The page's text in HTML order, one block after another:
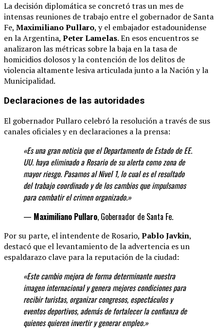
La decisión diplomática se concretó tras un mes de
intensas reuniones de trabajo entre el gobernador de Santa
Fe, Maximiliano Pullaro, y el embajador estadounidense
en la Argentina, Peter Lamelas.En esos encuentros se
analizaron las métricas sobre la baja en la tasa de
homicidios dolosos y la contención de los delitos de
violencia altamente lesiva articulada junto a la Nación y la
Municipalidad.
Declaraciones de las autoridades
El gobernador Pullaro celebró la resolución a través de sus
canales oficiales y en declaraciones a la prensa:
«Es una gran noticia que el Departamento de Estado de EE.
UU. haya eliminado a Rosario de su alerta como zona de
mayor riesgo. Pasamos al Nivel 1, lo cual es el resultado
del trabajo coordinado y de los cambios que impulsamos
para combatir el crimen organizado.»
— Maximiliano Pullaro, Gobernador de Santa Fe.
Por su parte, el intendente de Rosario, Pablo Javkin,
destacó que el levantamiento de la advertencia es un
espaldarazo clave para la reputación de la ciudad:
«Este cambio mejora de forma determinantenuestra
imagen internacional y genera mejores condiciones para
recibir turistas, organizar congresos, espectáculos y
eventos deportivos, además de fortalecer la confianza de
quienes quieren invertir y generarempleo.»